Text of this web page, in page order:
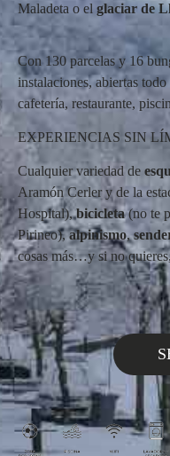
Maladeta o el glaciar de
Con 130 parcelas y 16
instalaciones, abiertas
cafetería, restaurante,
EXPERIENCIAS SIN
Cualquier variedad de
Aramón Cerler y de la
Hospital),bicicleta(no te
Pirineo),alpinismo,
cosas más…y si no